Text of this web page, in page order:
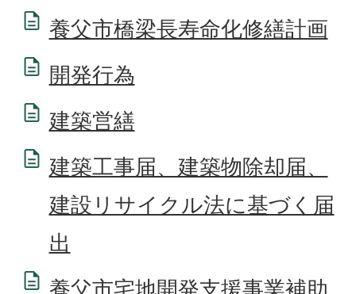
養父市橋梁長寿命化修繕計画
開発行為
建築営繕
建築工事届、建築物除却届、
建設リサイクル法に基づく届
出
養父市宅地開発支援事業補助